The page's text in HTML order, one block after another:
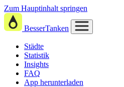
Zum Hauptinhalt springen
BesserTanken
Städte
Statistik
Insights
FAQ
App herunterladen